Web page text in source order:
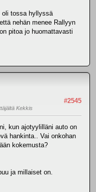
oli tossa hyllyssä
nehän menee Rallyyn
pitoa jo huomattavasti
#2545
Kekkis
kun ajotyylilläni auto on
hankinta.. Vai onkohan
kokemusta?
ja millaiset on.